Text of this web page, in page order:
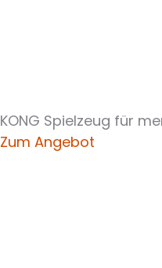
KONG Spielzeug für
Zum Angebot